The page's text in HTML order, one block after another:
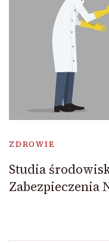
ZDROWIE
Studia
Zabezpieczenia